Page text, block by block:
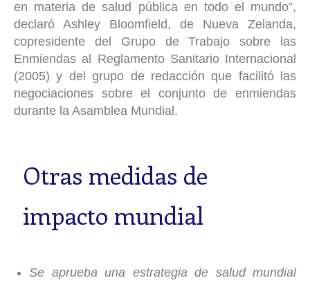
en materia de salud pública en todo el mundo”,
declaró Ashley Bloomfield, de Nueva Zelanda,
copresidente del Grupo de Trabajo sobre las
Enmiendas al Reglamento Sanitario Internacional
(2005) y del grupo de redacción que facilitó las
negociaciones sobre el conjunto de enmiendas
durante la Asamblea Mundial.
Otras medidas de
impacto mundial
Se aprueba una estrategia de salud mundial